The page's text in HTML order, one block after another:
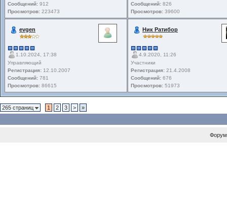
Сообщений: 912
Просмотров: 223473
Сообщений: 826
Просмотров: 39600
evgen
1.10.2024, 17:38
Управляющий
Регистрация: 12.10.2007
Сообщений: 781
Просмотров: 86615
Ник Ратибор
4.9.2020, 11:26
Участники
Регистрация: 21.4.2008
Сообщений: 676
Просмотров: 51973
265 страниц 1 2 3 > »
Форум